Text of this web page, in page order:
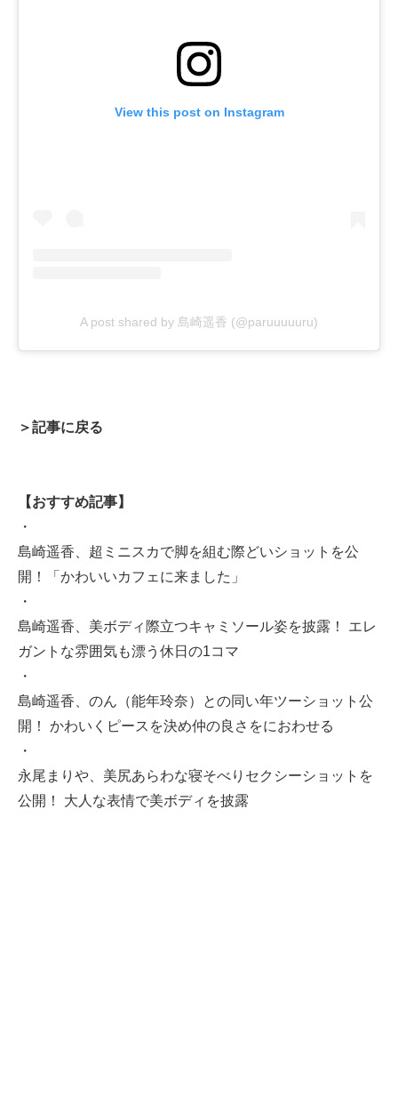
View this post on Instagram
A post shared by 島崎遥香 (@paruuuuuru)
＞記事に戻る
【おすすめ記事】
・
島崎遥香、超ミニスカで脚を組む際どいショットを公
開！「かわいいカフェに来ました」
・
島崎遥香、美ボディ際立つキャミソール姿を披露！ エレ
ガントな雰囲気も漂う休日の1コマ
・
島崎遥香、のん（能年玲奈）との同い年ツーショット公
開！ かわいくピースを決め仲の良さをにおわせる
・
永尾まりや、美尻あらわな寝そべりセクシーショットを
公開！ 大人な表情で美ボディを披露